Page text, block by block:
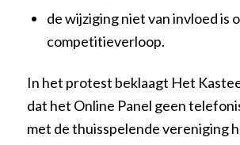
de wijziging niet van invloed is
competitieverloop.
In het protest beklaagt Het
dat het Online Panel geen
met de thuisspelende vereniging